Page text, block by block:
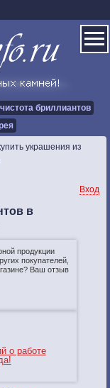
чистота бриллиантов
украшения из
Вход
в
продукции
покупателей,
Ваш отзыв
о работе